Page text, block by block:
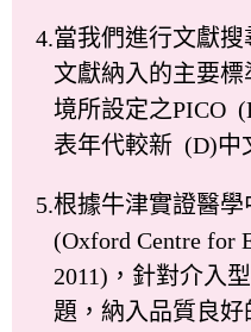
4.當我們進行文獻
文獻納入的主要
境所設定之PICO
表年代較新 (D)中
5.根據牛津實證醫
(Oxford Centre for
2011)，針對介入
題，納入品質良